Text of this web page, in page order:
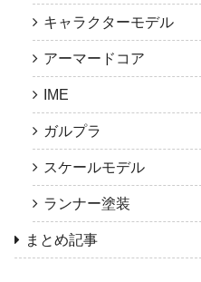
キャラクターモデル
アーマードコア
IME
ガルプラ
スケールモデル
ランナー塗装
まとめ記事